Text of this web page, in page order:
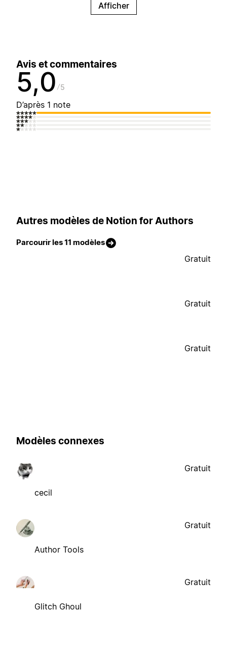
Afficher
Avis et commentaires
5,0 5
D’après 1 note
Autres modèles de Notion for Authors
Parcourir les 11 modèles
Gratuit
Gratuit
Gratuit
Modèles connexes
cecil
Gratuit
Author Tools
Gratuit
Glitch Ghoul
Gratuit